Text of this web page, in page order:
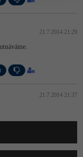
21.7.2014 21:29
21.7.2014 21:37